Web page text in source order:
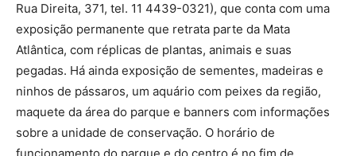
Rua Direita, 371, tel. 11 4439-0321), que conta com uma
exposição permanente que retrata parte da Mata
Atlântica, com réplicas de plantas, animais e suas
pegadas. Há ainda exposição de sementes, madeiras e
ninhos de pássaros, um aquário com peixes da região,
maquete da área do parque e banners com informações
sobre a unidade de conservação. O horário de